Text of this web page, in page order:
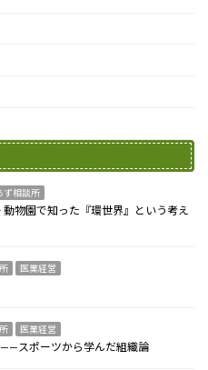
ず相談所
物園で知った『環世界』という考え
医業経営
医業経営
スポーツから学んだ組織論